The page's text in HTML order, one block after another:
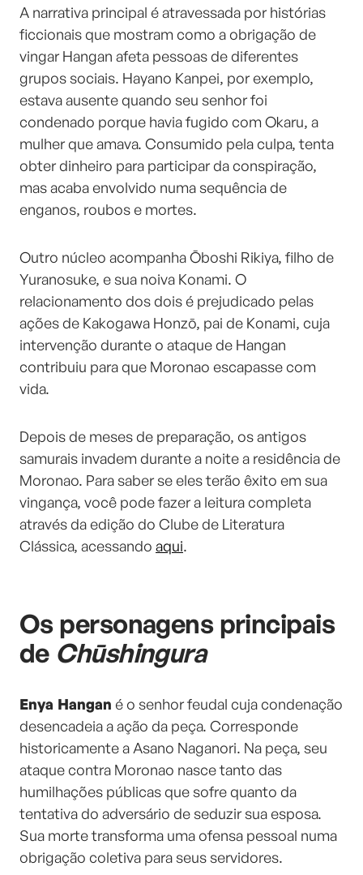
A narrativa principal é atravessada por histórias
ficcionais que mostram como a obrigação de
vingar Hangan afeta pessoas de diferentes
grupos sociais. Hayano Kanpei, por exemplo,
estava ausente quando seu senhor foi
condenado porque havia fugido com Okaru, a
mulher que amava. Consumido pela culpa, tenta
obter dinheiro para participar da conspiração,
mas acaba envolvido numa sequência de
enganos, roubos e mortes.
Outro núcleo acompanha Ōboshi Rikiya, filho de
Yuranosuke, e sua noiva Konami. O
relacionamento dos dois é prejudicado pelas
ações de Kakogawa Honzō, pai de Konami, cuja
intervenção durante o ataque de Hangan
contribuiu para que Moronao escapasse com
vida.
Depois de meses de preparação, os antigos
samurais invadem durante a noite a residência de
Moronao. Para saber se eles terão êxito em sua
vingança, você pode fazer a leitura completa
através da edição do Clube de Literatura
Clássica, acessando aqui.
Os personagens principais
de Chūshingura
Enya Hangan é o senhor feudal cuja condenação
desencadeia a ação da peça. Corresponde
historicamente a Asano Naganori. Na peça, seu
ataque contra Moronao nasce tanto das
humilhações públicas que sofre quanto da
tentativa do adversário de seduzir sua esposa.
Sua morte transforma uma ofensa pessoal numa
obrigação coletiva para seus servidores.